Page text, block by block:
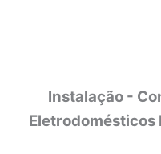
Instalação -
Eletrodomésticos